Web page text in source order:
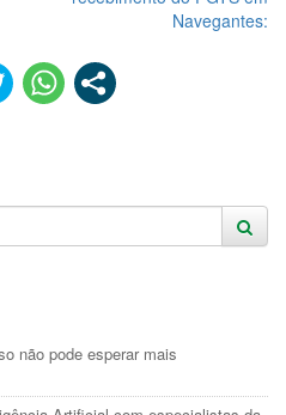
Navegantes:
não pode esperar mais